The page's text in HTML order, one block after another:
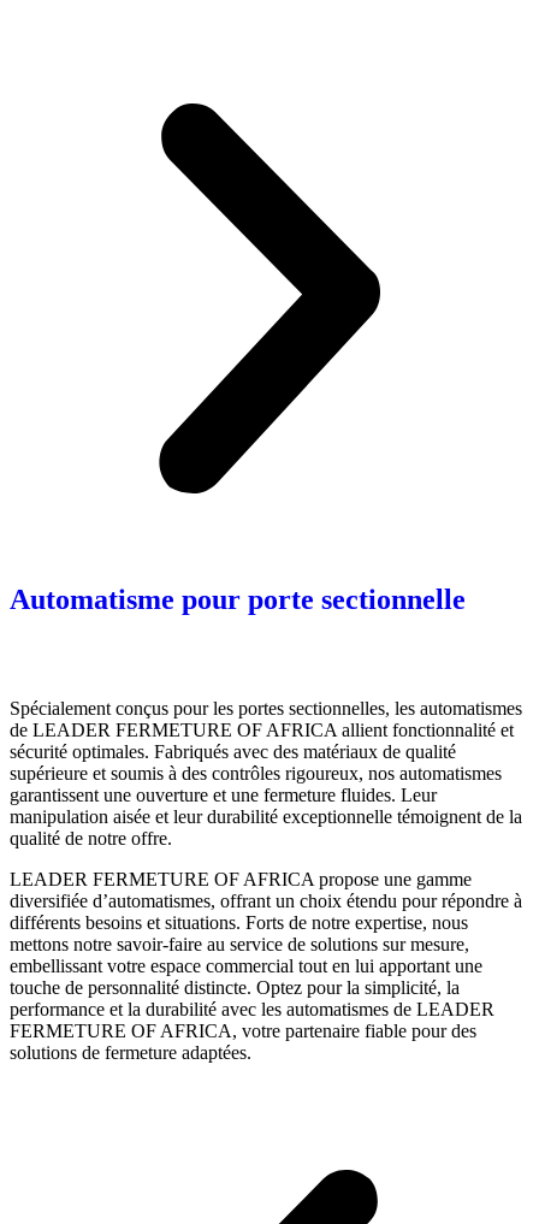
Automatisme pour porte sectionnelle
Spécialement conçus pour les portes sectionnelles, les automatismes
de LEADER FERMETURE OF AFRICA allient fonctionnalité et
sécurité optimales. Fabriqués avec des matériaux de qualité
supérieure et soumis à des contrôles rigoureux, nos automatismes
garantissent une ouverture et une fermeture fluides. Leur
manipulation aisée et leur durabilité exceptionnelle témoignent de la
qualité de notre offre.
LEADER FERMETURE OF AFRICA propose une gamme
diversifiée d’automatismes, offrant un choix étendu pour répondre à
différents besoins et situations. Forts de notre expertise, nous
mettons notre savoir-faire au service de solutions sur mesure,
embellissant votre espace commercial tout en lui apportant une
touche de personnalité distincte. Optez pour la simplicité, la
performance et la durabilité avec les automatismes de LEADER
FERMETURE OF AFRICA, votre partenaire fiable pour des
solutions de fermeture adaptées.